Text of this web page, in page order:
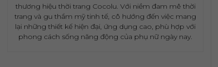
thương hiệu thời trang Cocolu. Với niềm đam mê thời
trang và gu thẩm mỹ tinh tế, cô hướng đến việc mang
lại những thiết kế hiện đại, ứng dụng cao, phù hợp với
phong cách sống năng động của phụ nữ ngày nay.